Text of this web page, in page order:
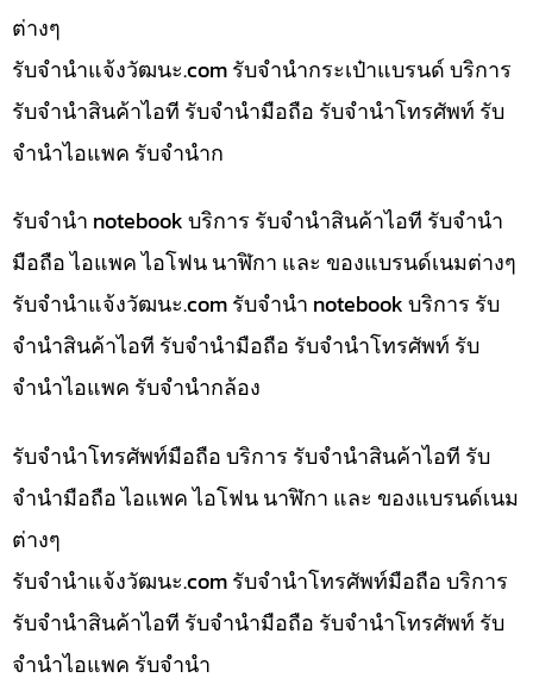
ต่างๆ
รับจํานําแจ้งวัฒนะ.com รับจำนำกระเป๋าแบรนด์ บริการ
รับจำนำสินค้าไอที รับจำนำมือถือ รับจำนำโทรศัพท์ รับ
จำนำไอแพค รับจำนำก
รับจำนำ notebook บริการ รับจำนำสินค้าไอที รับจำนำ
มือถือ ไอแพค ไอโฟน นาฬิกา และ ของแบรนด์เนมต่างๆ
รับจํานําแจ้งวัฒนะ.com รับจำนำ notebook บริการ รับ
จำนำสินค้าไอที รับจำนำมือถือ รับจำนำโทรศัพท์ รับ
จำนำไอแพค รับจำนำกล้อง
รับจำนำโทรศัพท์มือถือ บริการ รับจำนำสินค้าไอที รับ
จำนำมือถือ ไอแพค ไอโฟน นาฬิกา และ ของแบรนด์เนม
ต่างๆ
รับจํานําแจ้งวัฒนะ.com รับจำนำโทรศัพท์มือถือ บริการ
รับจำนำสินค้าไอที รับจำนำมือถือ รับจำนำโทรศัพท์ รับ
จำนำไอแพค รับจำนำ